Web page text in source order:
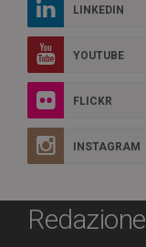
LINKEDIN
YOUTUBE
FLICKR
INSTAGRAM
Redazione